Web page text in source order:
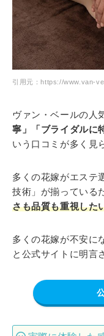
引用元：https://www.van-
ヴァン・ベールの人
寧」「ブライダルに
いう口コミが多く見
多くの花嫁がエステ
技術」が揃っている
さも品質も重視した
多くの花嫁が不安に
と公式サイトに明言